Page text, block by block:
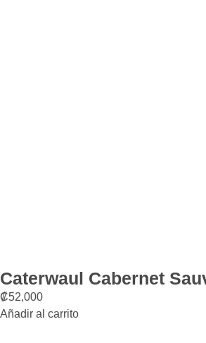
Caterwaul Cabernet
₡52,000
Añadir al carrito